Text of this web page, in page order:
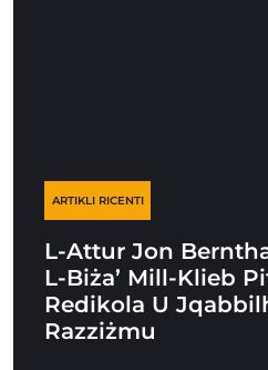
ARTIKLI RICENTI
L-Attur Jon
L-Biża’ Mill-Klieb
Redikola U
Razziżmu